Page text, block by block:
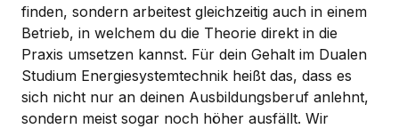
finden, sondern arbeitest gleichzeitig auch in einem
Betrieb, in welchem du die Theorie direkt in die
Praxis umsetzen kannst. Für dein Gehalt im Dualen
Studium Energiesystemtechnik heißt das, dass es
sich nicht nur an deinen Ausbildungsberuf anlehnt,
sondern meist sogar noch höher ausfällt. Wir